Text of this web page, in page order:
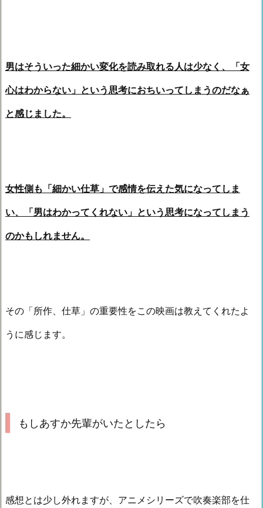
男はそういった細かい変化を読み取れる人は少なく、「女
心はわからない」という思考におちいってしまうのだなぁ
と感じました。
女性側も「細かい仕草」で感情を伝えた気になってしま
い、「男はわかってくれない」という思考になってしまう
のかもしれません。
その「所作、仕草」の重要性をこの映画は教えてくれたよ
うに感じます。
もしあすか先輩がいたとしたら
感想とは少し外れますが、アニメシリーズで吹奏楽部を仕